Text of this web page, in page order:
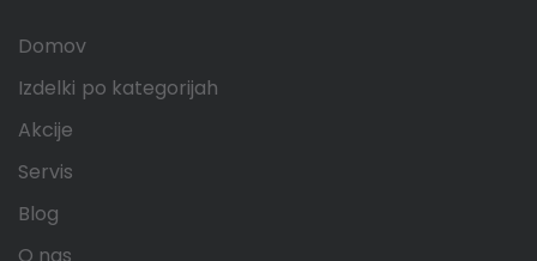
Domov
Izdelki po kategorijah
Akcije
Servis
Blog
O nas